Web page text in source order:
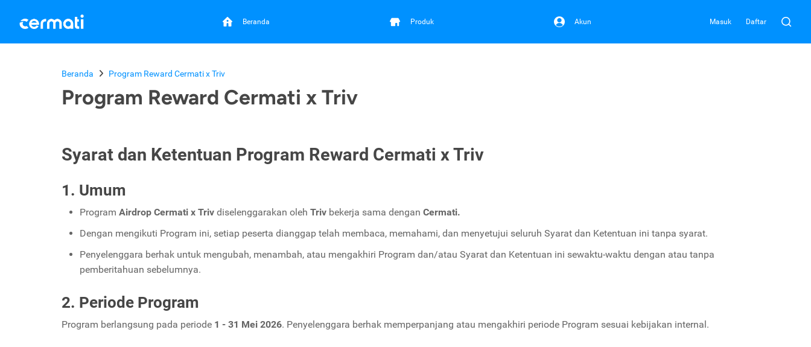
Beranda Produk Akun Masuk Daftar
Beranda Program Reward Cermati x Triv
Program Reward Cermati x Triv
Syarat dan Ketentuan Program Reward Cermati x Triv
1. Umum
Program Airdrop Cermati x Triv diselenggarakan oleh Triv bekerja sama dengan Cermati.
Dengan mengikuti Program ini, setiap peserta dianggap telah membaca, memahami, dan menyetujui seluruh Syarat dan Ketentuan ini tanpa syarat.
Penyelenggara berhak untuk mengubah, menambah, atau mengakhiri Program dan/atau Syarat dan Ketentuan ini sewaktu-waktu dengan atau tanpa
pemberitahuan sebelumnya.
2. Periode Program
Program berlangsung pada periode 1 - 31 Mei 2026. Penyelenggara berhak memperpanjang atau mengakhiri periode Program sesuai kebijakan internal.